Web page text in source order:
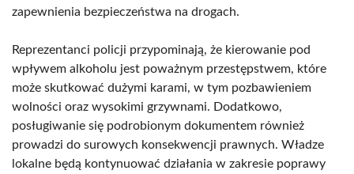
zapewnienia bezpieczeństwa na drogach.
Reprezentanci policji przypominają, że kierowanie pod
wpływem alkoholu jest poważnym przestępstwem, które
może skutkować dużymi karami, w tym pozbawieniem
wolności oraz wysokimi grzywnami. Dodatkowo,
posługiwanie się podrobionym dokumentem również
prowadzi do surowych konsekwencji prawnych. Władze
lokalne będą kontynuować działania w zakresie poprawy